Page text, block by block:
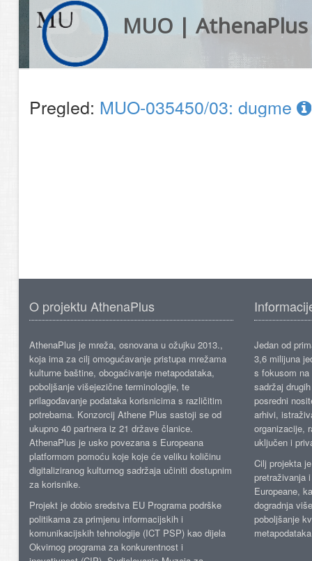
MUO | AthenaPlus
Pregled: MUO-035450/03: dugme
O projektu AthenaPlus
AthenaPlus je mreža, osnovana u ožujku 2013.,
koja ima za cilj omogućavanje pristupa mrežama
kulturne baštine, obogaćivanje metapodataka,
poboljšanje višejezične terminologije, te
prilagođavanje podataka korisnicima s različitim
potrebama. Konzorcij Athene Plus sastoji se od
ukupno 40 partnera iz 21 države članice.
AthenaPlus je usko povezana s Europeana
platformom pomoću koje koje će veliku količinu
digitaliziranog kulturnog sadržaja učiniti dostupnim
za korisnike.
Projekt je dobio sredstva EU Programa podrške
politikama za primjenu informacijskih i
komunikacijskih tehnologije (ICT PSP) kao dijela
Okvirnog programa za konkurentnost i
Jedan od
3,6 milijuna
s fokusom
sadržaj
posredni
arhivi,
organizacije,
uključen i
Cilj projekta
pretraživanja
Europeane,
dogradnja
poboljšanje